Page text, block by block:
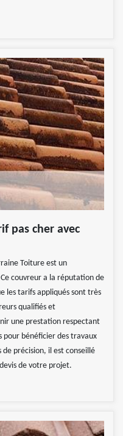
pas cher avec
Toiture est un
couvreur a la réputation de
les tarifs appliqués sont très
qualifiés et
une prestation respectant
pour bénéficier des travaux
de précision, il est conseillé
de votre projet.